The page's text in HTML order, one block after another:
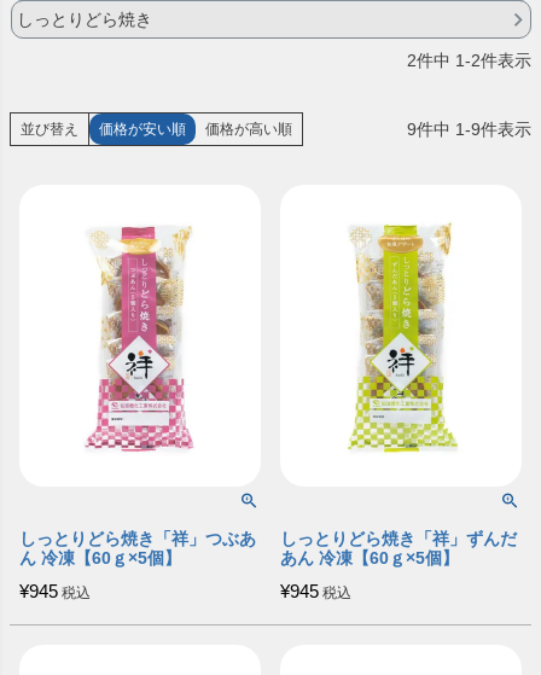
しっとりどら焼き
2件中 1-2件表示
並び替え 価格が安い順 価格が高い順 9件中 1-9件表示
しっとりどら焼き「祥」つぶあ
ん 冷凍【60ｇ×5個】
¥945 税込
しっとりどら焼き「祥」ずんだ
あん 冷凍【60ｇ×5個】
¥945 税込